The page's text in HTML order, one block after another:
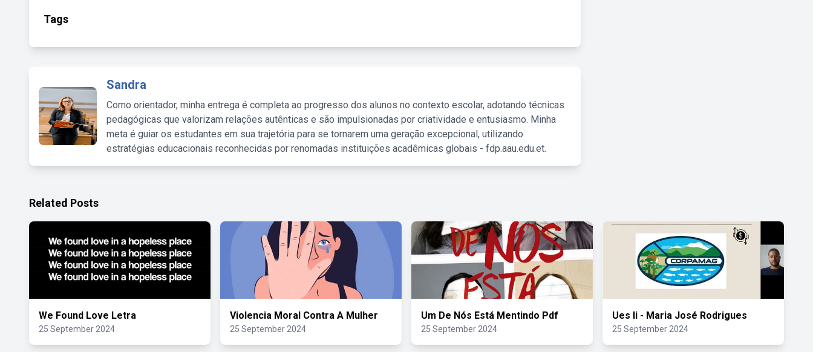
Tags
Sandra
Como orientador, minha entrega é completa ao progresso dos alunos no contexto escolar, adotando técnicas
pedagógicas que valorizam relações autênticas e são impulsionadas por criatividade e entusiasmo. Minha
meta é guiar os estudantes em sua trajetória para se tornarem uma geração excepcional, utilizando
estratégias educacionais reconhecidas por renomadas instituições acadêmicas globais - fdp.aau.edu.et.
Related Posts
We Found Love Letra
25 September 2024
Violencia Moral Contra A Mulher
25 September 2024
Um De Nós Está Mentindo Pdf
25 September 2024
Ues Ii - Maria José Rodrigues
25 September 2024